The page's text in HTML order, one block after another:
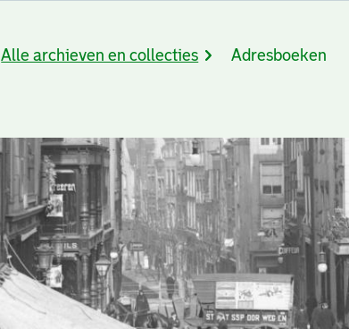
Alle archieven en collecties Adresboeken